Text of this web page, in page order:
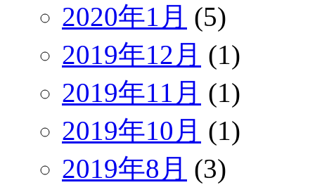
2020年1月 (5)
2019年12月 (1)
2019年11月 (1)
2019年10月 (1)
2019年8月 (3)